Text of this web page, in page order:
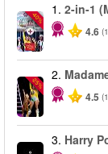
-40%
1. 2-in-1
4.6
-25%
2.
4.5
3. Harry